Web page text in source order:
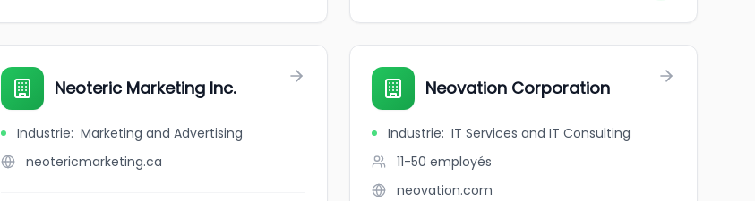
Neoteric Marketing Inc.
Industrie: Marketing and Advertising
neotericmarketing.ca
Neovation Corporation
Industrie: IT Services and IT Consulting
11-50 employés
neovation.com